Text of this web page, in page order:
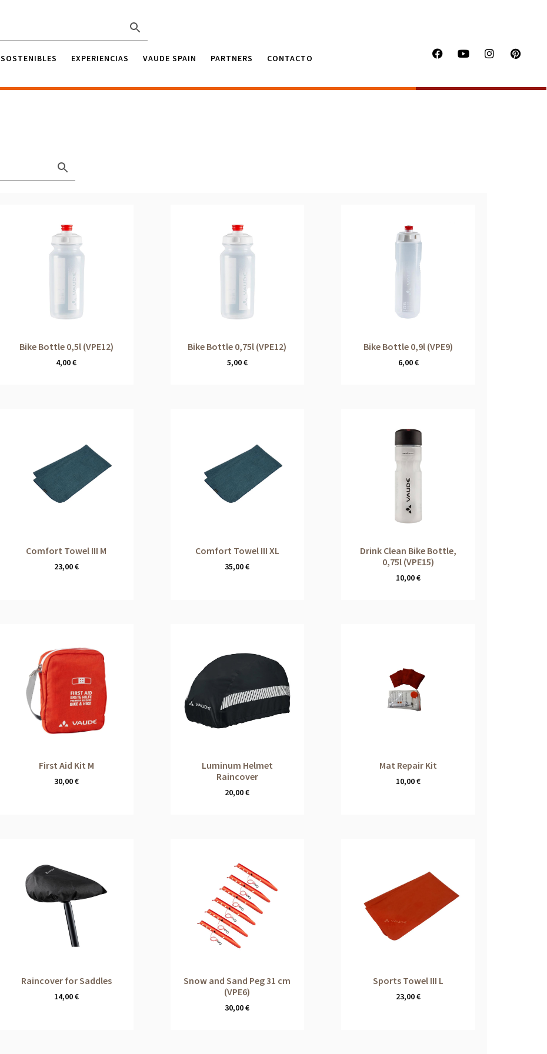
SOSTENIBLES EXPERIENCIAS VAUDE SPAIN PARTNERS CONTACTO
Bike Bottle 0,5l (VPE12)
4,00€
Bike Bottle 0,75l (VPE12)
5,00€
Bike Bottle 0,9l (VPE9)
6,00€
Comfort Towel III M
23,00€
Comfort Towel III XL
35,00€
Drink Clean Bike Bottle,
0,75l (VPE15)
10,00€
First Aid Kit M
30,00€
Luminum Helmet
Raincover
20,00€
Mat Repair Kit
10,00€
Raincover for Saddles
14,00€
Snow and Sand Peg 31 cm
(VPE6)
30,00€
Sports Towel III L
23,00€